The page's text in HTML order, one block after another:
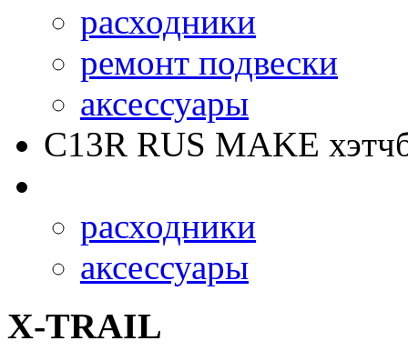
расходники
ремонт подвески
аксессуары
C13R RUS MAKE
расходники
аксессуары
X-TRAIL